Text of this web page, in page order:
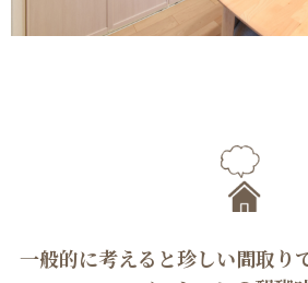
一般的に考えると珍しい間取り